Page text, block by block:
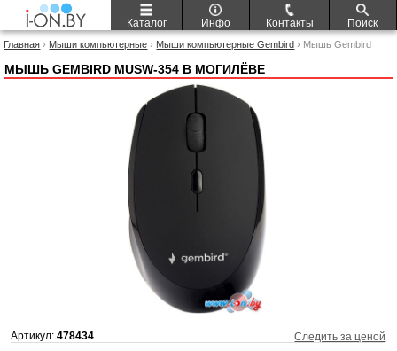
Каталог Инфо Контакты Поиск
Главная › Мыши компьютерные › Мыши компьютерные Gembird › Мышь Gembird
МЫШЬ GEMBIRD MUSW-354 В МОГИЛЁВЕ
Артикул:478434 Следить за ценой